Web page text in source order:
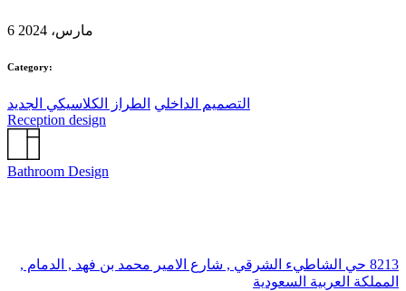
6 مارس، 2024
Category:
التصميم الداخلي الطراز الكلاسيكي الجديد
Reception design
Bathroom Design
8213 حي الشاطيء الشرقي , شارع الامير محمد بن فهد , الدمام ,
المملكة العربية السعودية